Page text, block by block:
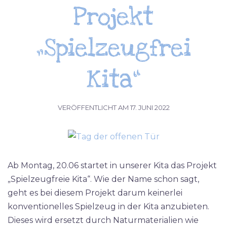
Projekt
„Spielzeugfrei
Kita“
VERÖFFENTLICHT AM 17. JUNI 2022
Ab Montag, 20.06 startet in unserer Kita das Projekt
„Spielzeugfreie Kita“. Wie der Name schon sagt,
geht es bei diesem Projekt darum keinerlei
konventionelles Spielzeug in der Kita anzubieten.
Dieses wird ersetzt durch Naturmaterialien wie